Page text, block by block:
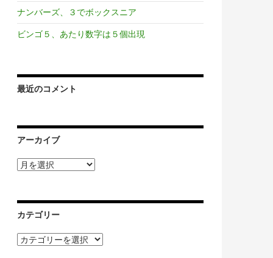
ナンバーズ、３でボックスニア
ビンゴ５、あたり数字は５個出現
最近のコメント
アーカイブ
ア
ー
ブ
カテゴリー
カ
テ